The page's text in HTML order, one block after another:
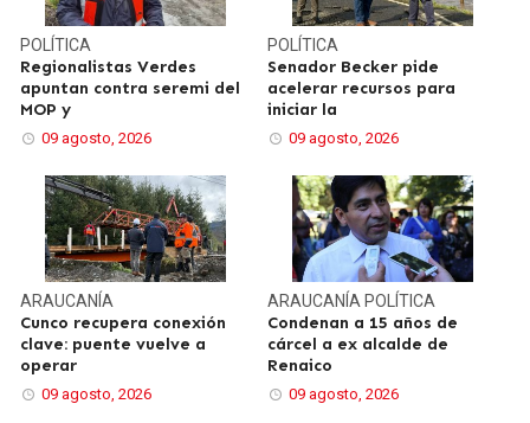
POLÍTICA
Regionalistas Verdes
apuntan contra seremi del
MOP y
09 agosto, 2026
POLÍTICA
Senador Becker pide
acelerar recursos para
iniciar la
09 agosto, 2026
ARAUCANÍA
Cunco recupera conexión
clave: puente vuelve a
operar
09 agosto, 2026
ARAUCANÍA POLÍTICA
Condenan a 15 años de
cárcel a ex alcalde de
Renaico
09 agosto, 2026